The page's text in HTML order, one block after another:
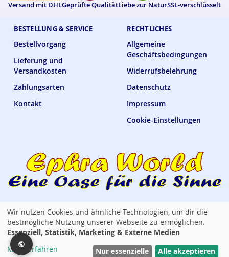
BESTELLUNG & SERVICE
Bestellvorgang
Lieferung und
Versandkosten
Zahlungsarten
Kontakt
RECHTLICHES
Allgemeine
Geschäftsbedingungen
Widerrufsbelehrung
Datenschutz
Impressum
Cookie-Einstellungen
Versand mit DHLGeprüfte QualitätLiebe zur NaturSSL-verschlüsselt
Ephra World Shop —verbindet · versorgt · verwöhnt
Copyright © 2014 - 2026 Ephra World. Alle Rechte vorbehalten. / All rights
reserved. Powered by Lemmy Tauer
Wir nutzen Cookies und ähnliche Technologien, um dir die
bestmögliche Nutzung unserer Webseite zu ermöglichen.
Essenziell, Statistik, Marketing & Externe Medien
Mehr erfahren
Nur essenzielle Alle akzeptieren